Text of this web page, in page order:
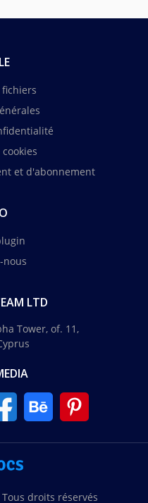
fichiers
et d'abonnement
nous
LTD
Tower, of. 11,
droits réservés